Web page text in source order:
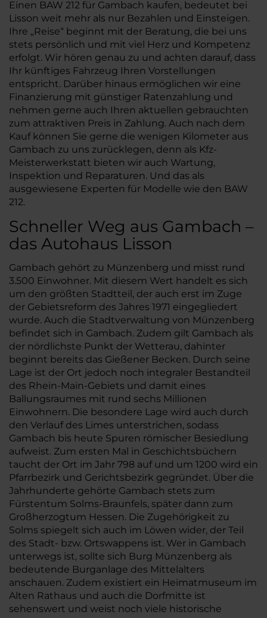
Einen BAW 212 für Gambach kaufen, bedeutet bei
Lisson weit mehr als nur Bezahlen und Einsteigen.
Ihre „Reise“ beginnt mit der Beratung, die bei uns
stets persönlich und mit viel Herz und Kompetenz
erfolgt. Wir hören genau zu und achten darauf, dass
Ihr künftiges Fahrzeug Ihren Vorstellungen
entspricht. Darüber hinaus ermöglichen wir eine
Finanzierung mit günstiger Ratenzahlung und
nehmen gerne auch Ihren aktuellen gebrauchten
zum attraktiven Preis in Zahlung. Auch nach dem
Kauf können Sie gerne die wenigen Kilometer aus
Gambach zu uns zurücklegen, denn als Kfz-
Meisterwerkstatt bieten wir auch Wartung,
Inspektion und Reparaturen. Und das als
ausgewiesene Experten für Modelle wie den BAW
212.
Schneller Weg aus Gambach –
das Autohaus Lisson
Gambach gehört zu Münzenberg und misst rund
3.500 Einwohner. Mit diesem Wert handelt es sich
um den größten Stadtteil, der auch erst im Zuge
der Gebietsreform des Jahres 1971 eingegliedert
wurde. Auch die Stadtverwaltung von Münzenberg
befindet sich in Gambach. Zudem gilt Gambach als
der nördlichste Punkt der Wetterau, dahinter
beginnt bereits das Gießener Becken. Durch seine
Lage ist der Ort jedoch noch integraler Bestandteil
des Rhein-Main-Gebiets und damit eines
Ballungsraumes mit rund sechs Millionen
Einwohnern. Die besondere Lage wird auch durch
den Verlauf des Limes unterstrichen, sodass
Gambach bis heute Spuren römischer Besiedlung
aufweist. Zum ersten Mal in Geschichtsbüchern
taucht der Ort im Jahr 798 auf und um 1200 wird ein
Pfarrbezirk und Gerichtsbezirk gegründet. Über die
Jahrhunderte gehörte Gambach stets zum
Fürstentum Solms-Braunfels, später dann zum
Großherzogtum Hessen. Die Zugehörigkeit zu
Solms spiegelt sich auch im Löwen wider, der Teil
des Stadt- bzw. Ortswappens ist. Wer in Gambach
unterwegs ist, sollte sich Burg Münzenberg als
bedeutende Burganlage des Mittelalters
anschauen. Zudem existiert ein Heimatmuseum im
Alten Rathaus und auch die Dorfmitte ist
sehenswert und weist noch viele historische